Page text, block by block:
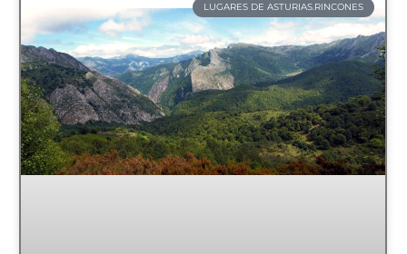
LUGARES DE ASTURIAS.RINCONES